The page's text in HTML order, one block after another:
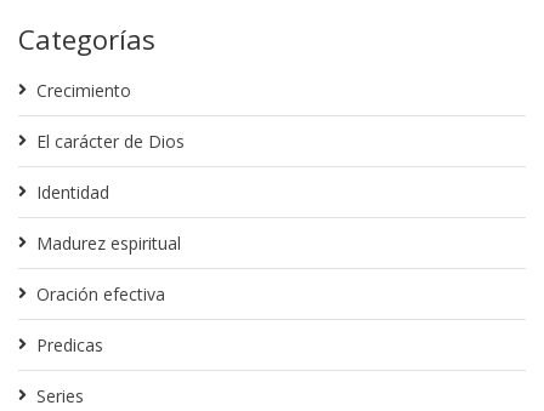
Categorías
Crecimiento
El carácter de Dios
Identidad
Madurez espiritual
Oración efectiva
Predicas
Series